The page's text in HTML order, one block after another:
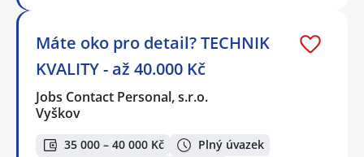
Máte oko pro detail? TECHNIK
KVALITY - až 40.000 Kč
Jobs Contact Personal, s.r.o.
Vyškov
35 000 – 40 000 Kč
Plný úvazek